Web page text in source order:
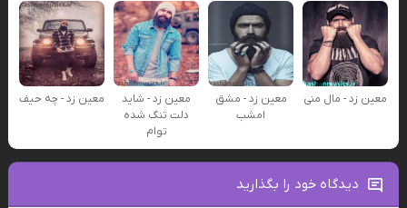
معین زد - مال منی
معین زد - مشق
امشب
معین زد - شاید
دلت تنگ شده
توام
معین زد - چه حیف
دیدگاه خود را بگذارید